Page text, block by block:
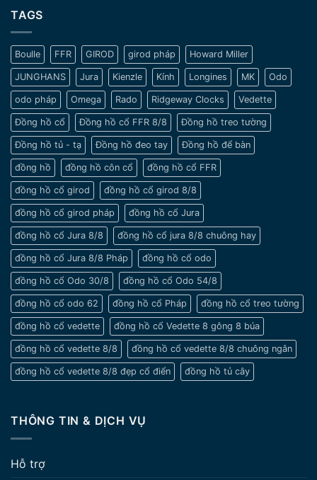
tế
và
sang
trọng
chọn
đồng
hồ
cho
nam
cổ
tay
nhỏ
TAGS
Boulle FFR GIROD girod pháp Howard Miller
JUNGHANS Jura Kienzle Kính Longines MK Odo
odo pháp Omega Rado Ridgeway Clocks Vedette
Đồng hồ cổ Đồng hồ cổ FFR 8/8 Đồng hồ treo tường
Đồng hồ tủ - tạ Đồng hồ đeo tay Đồng hồ để bàn
đồng hồ đồng hồ côn cổ đồng hồ cổ FFR
đồng hồ cổ girod đồng hồ cổ girod 8/8
đồng hồ cổ girod pháp đồng hồ cổ Jura
đồng hồ cổ Jura 8/8 đồng hồ cổ jura 8/8 chuông hay
đồng hồ cổ Jura 8/8 Pháp đồng hồ cổ odo
đồng hồ cổ Odo 30/8 đồng hồ cổ Odo 54/8
đồng hồ cổ odo 62 đồng hồ cổ Pháp đồng hồ cổ treo tường
đồng hồ cổ vedette đồng hồ cổ Vedette 8 gông 8 búa
đồng hồ cổ vedette 8/8 đồng hồ cổ vedette 8/8 chuông ngân
đồng hồ cổ vedette 8/8 đẹp cổ điển đồng hồ tủ cây
THÔNG TIN & DỊCH VỤ
Hỗ trợ